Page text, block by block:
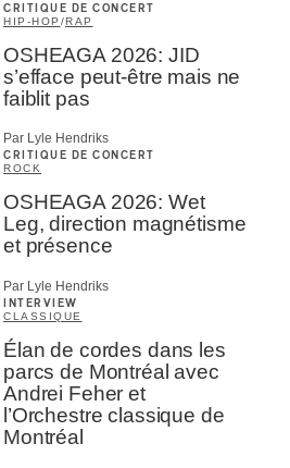
CRITIQUE DE CONCERT
HIP-HOP /RAP
OSHEAGA 2026: JID
s’efface peut-être mais ne
faiblit pas
Par Lyle Hendriks
CRITIQUE DE CONCERT
ROCK
OSHEAGA 2026: Wet
Leg, direction magnétisme
et présence
Par Lyle Hendriks
INTERVIEW
CLASSIQUE
Élan de cordes dans les
parcs de Montréal avec
Andrei Feher et
l’Orchestre classique de
Montréal